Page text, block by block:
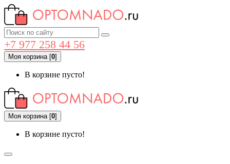
+7 977 258 44 56
Моя корзина[0]
В корзине пусто!
Моя корзина[0]
В корзине пусто!